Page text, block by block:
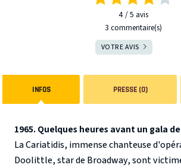
4 5 avis
3 commentaire(s)
VOTRE AVIS
INFOS PRESSE (0)
1965. Quelques heures avant un gala
La Cariatidis, immense chanteuse
Doolittle, star de Broadway, sont